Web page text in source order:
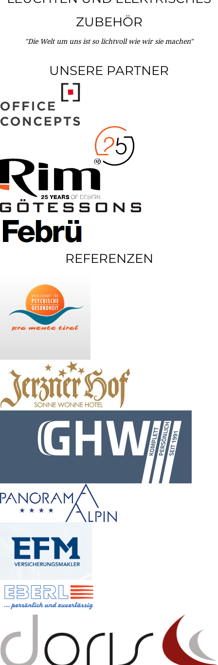
ZUBEHÖR
"Die Welt um uns ist so lichtvoll wie wir sie machen"
UNSERE PARTNER
REFERENZEN